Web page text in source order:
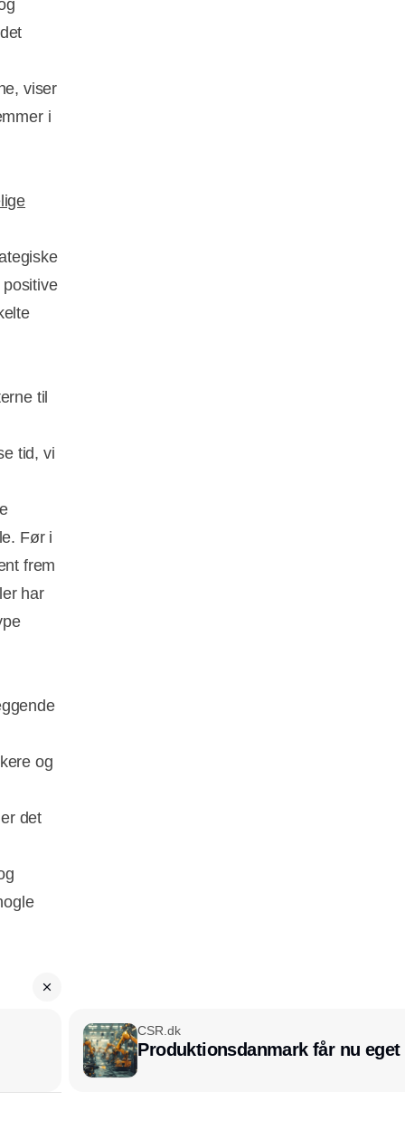
viser
i
til
tid, vi
Før i
frem
har
og
det
CSR.dk
Produktionsdanmark får nu eget